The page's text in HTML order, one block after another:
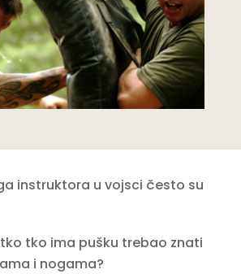
instruktora u vojsci često su
tko ima pušku trebao znati
i nogama?